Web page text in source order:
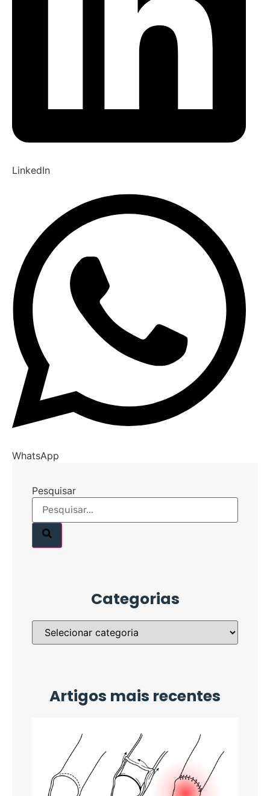
LinkedIn
WhatsApp
Pesquisar
Categorias
Artigos mais recentes